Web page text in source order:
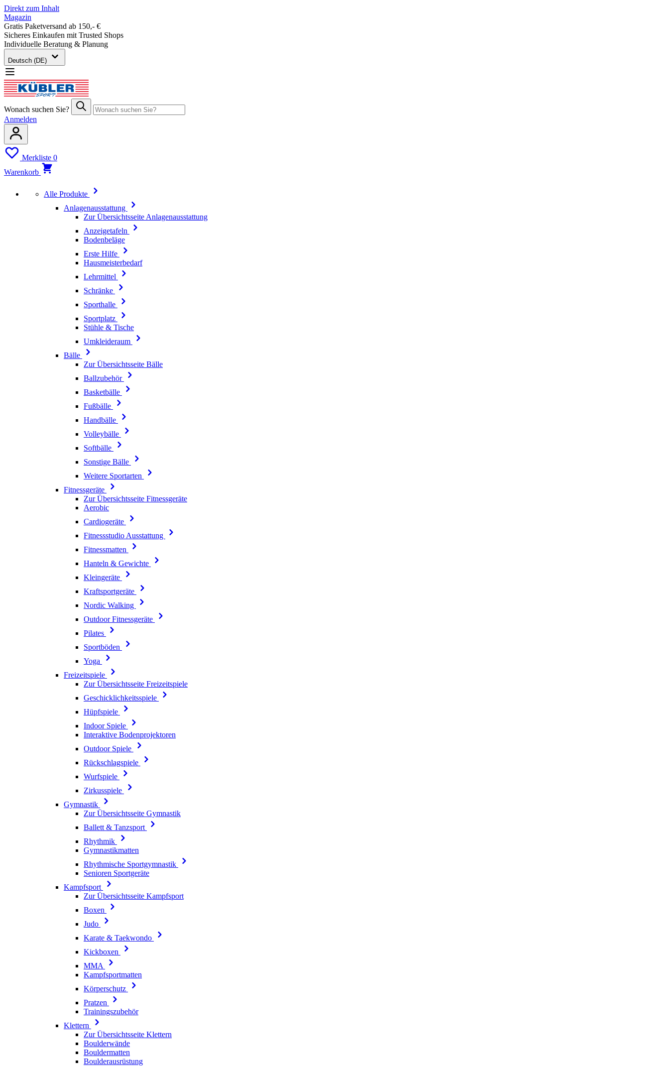
Direkt zum Inhalt
Magazin
Gratis Paketversand ab 150,- €
Sicheres Einkaufen mit Trusted Shops
Individuelle Beratung & Planung
Deutsch (DE)
Wonach suchen Sie?
Anmelden
Merkliste 0
Warenkorb
Alle Produkte
Anlagenausstattung
Zur Übersichtsseite Anlagenausstattung
Anzeigetafeln
Bodenbeläge
Erste Hilfe
Hausmeisterbedarf
Lehrmittel
Schränke
Sporthalle
Sportplatz
Stühle & Tische
Umkleideraum
Bälle
Zur Übersichtsseite Bälle
Ballzubehör
Basketbälle
Fußbälle
Handbälle
Volleybälle
Softbälle
Sonstige Bälle
Weitere Sportarten
Fitnessgeräte
Zur Übersichtsseite Fitnessgeräte
Aerobic
Cardiogeräte
Fitnessstudio Ausstattung
Fitnessmatten
Hanteln & Gewichte
Kleingeräte
Kraftsportgeräte
Nordic Walking
Outdoor Fitnessgeräte
Pilates
Sportböden
Yoga
Freizeitspiele
Zur Übersichtsseite Freizeitspiele
Geschicklichkeitsspiele
Hüpfspiele
Indoor Spiele
Interaktive Bodenprojektoren
Outdoor Spiele
Rückschlagspiele
Wurfspiele
Zirkusspiele
Gymnastik
Zur Übersichtsseite Gymnastik
Ballett & Tanzsport
Rhythmik
Gymnastikmatten
Rhythmische Sportgymnastik
Senioren Sportgeräte
Kampfsport
Zur Übersichtsseite Kampfsport
Boxen
Judo
Karate & Taekwondo
Kickboxen
MMA
Kampfsportmatten
Körperschutz
Pratzen
Trainingszubehör
Klettern
Zur Übersichtsseite Klettern
Boulderwände
Bouldermatten
Boulderausrüstung